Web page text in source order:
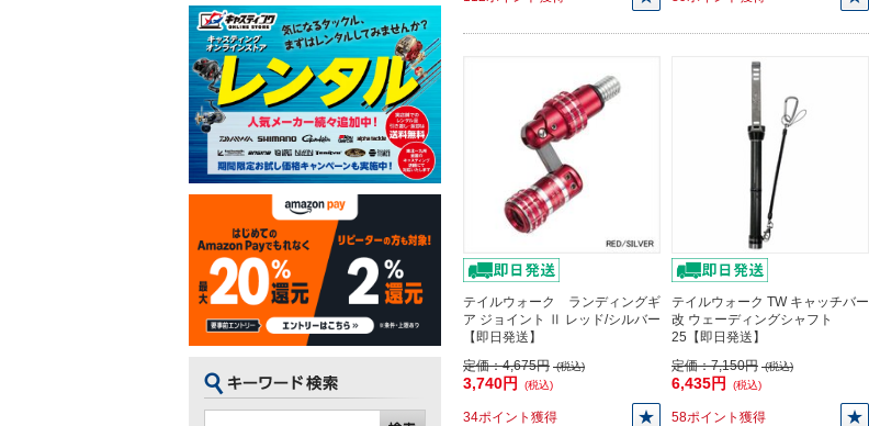
テイルウォーク ランディングギ
ア ジョイント Ⅱ レッド/シルバー
【即日発送】
定価：4,675円 (税込)
3,740円 (税込)
34ポイント獲得
テイルウォーク TW キャッチバー
改 ウェーディングシャフト
25【即日発送】
定価：7,150円 (税込)
6,435円 (税込)
58ポイント獲得